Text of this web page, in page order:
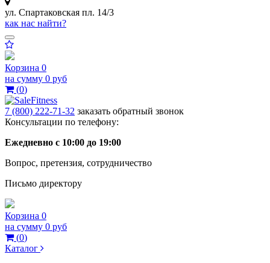
ул. Спартаковская пл. 14/3
как нас найти?
Корзина 0
на сумму 0 руб
(0)
7 (800) 222-71-32 заказать обратный звонок
Консультации по телефону:
Ежедневно с 10:00 до 19:00
Вопрос, претензия, сотрудничество
Письмо директору
Корзина 0
на сумму 0 руб
(0)
Каталог